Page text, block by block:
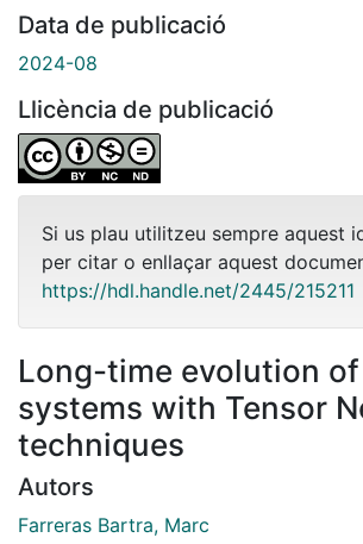
Data de publicació
2024-08
Llicència de publicació
Si us plau utilitzeu sempre aquest
per citar o enllaçar aquest
https://hdl.handle.net/2445/215211
Long-time evolution
systems with Tensor
techniques
Autors
Farreras Bartra, Marc